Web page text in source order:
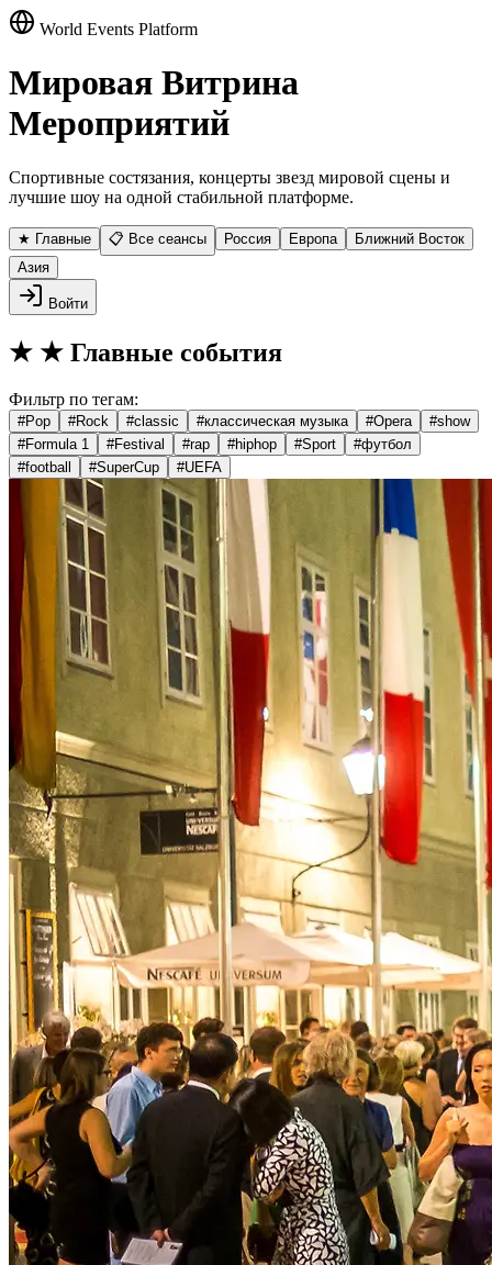
World Events Platform
Мировая Витрина
Мероприятий
Спортивные состязания, концерты звезд мировой сцены и
лучшие шоу на одной стабильной платформе.
★ Главные 📋 Все сеансы Россия Европа
Ближний Восток
Азия
Войти
★ ★ Главные события
Фильтр по тегам:
#Pop #Rock #classic #классическая музыка #Opera #show
#Formula 1 #Festival #rap #hiphop #Sport #футбол
#football #SuperCup #UEFA